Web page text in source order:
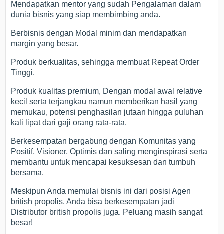
Mendapatkan mentor yang sudah Pengalaman dalam
dunia bisnis yang siap membimbing anda.
Berbisnis dengan Modal minim dan mendapatkan
margin yang besar.
Produk berkualitas, sehingga membuat Repeat Order
Tinggi.
Produk kualitas premium, Dengan modal awal relative
kecil serta terjangkau namun memberikan hasil yang
memukau, potensi penghasilan jutaan hingga puluhan
kali lipat dari gaji orang rata-rata.
Berkesempatan bergabung dengan Komunitas yang
Positif, Visioner, Optimis dan saling menginspirasi serta
membantu untuk mencapai kesuksesan dan tumbuh
bersama.
Meskipun Anda memulai bisnis ini dari posisi Agen
british propolis. Anda bisa berkesempatan jadi
Distributor british propolis juga. Peluang masih sangat
besar!